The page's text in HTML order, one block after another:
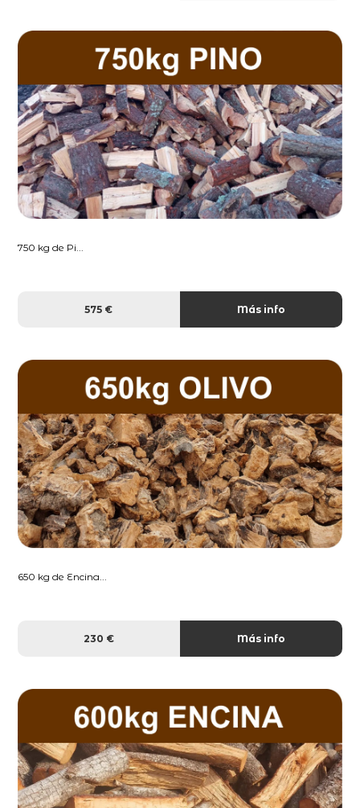
750 kg de Pi...
575 € Más info
650 kg de Encina...
230 € Más info